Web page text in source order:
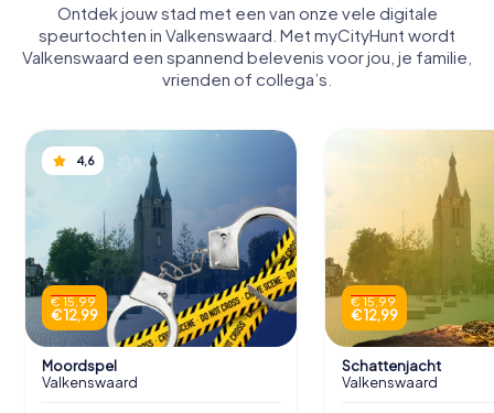
Ontdek jouw stad met een van onze vele digitale
speurtochten in Valkenswaard. Met myCityHunt wordt
Valkenswaard een spannend belevenis voor jou, je familie,
vrienden of collega’s.
4,6
€ 15,99
€ 12,99
Moordspel
Valkenswaard
€ 15,99
€ 12,99
Schattenjacht
Valkenswaard